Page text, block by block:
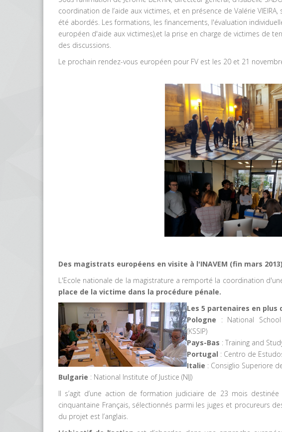
coordination de l’aide aux victimes, et en présence de Valérie
été abordés. Les formations, les financements, l'évaluation
européen d'aide aux victimes),et la prise en charge de victimes de
des discussions.
Le prochain rendez-vous européen pour FV est les 20 et 21
Des magistrats européens en visite à l'INAVEM (fin mars 2013)
L'Ecole nationale de la magistrature a remporté la coordination
place de la victime dans la procédure pénale.
Les 5 partenaires en plus
Pologne : National
(KSSIP)
Pays-Bas : Training and
Portugal : Centro de
Italie : Consiglio Superiore
Bulgarie : National Institute of Justice (NIJ)
Il s’agit d’une action de formation judiciaire de 23 mois
cinquantaine Français, sélectionnés parmi les juges et procureurs
du projet est l’anglais.